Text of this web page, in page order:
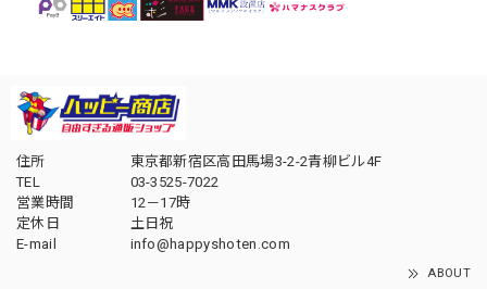
住所
東京都新宿区高田馬場3-2-2青柳ビル4F
TEL
03-3525-7022
営業時間
12－17時
定休日
土日祝
E-mail
info@happyshoten.com
ABOUT